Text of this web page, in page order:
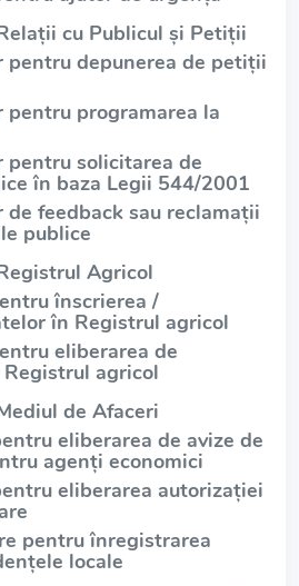
cu Publicul și Petiții
pentru depunerea de petiții
pentru programarea la
pentru solicitarea de
în baza Legii 544/2001
de feedback sau reclamații
publice
Agricol
înscrierea /
în Registrul agricol
eliberarea de
agricol
de Afaceri
eliberarea de avize de
agenți economici
eliberarea autorizației
pentru înregistrarea
locale